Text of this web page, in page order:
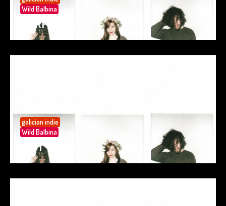
Wild Balbina
SURFIN’
galician indie
Wild Balbina
SPIT YOUR LOVE